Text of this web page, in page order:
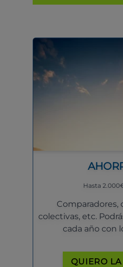
Hasta
Comparadores,
colectivas, etc.
cada año con
QUIERO